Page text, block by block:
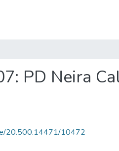
PD Neira
20.500.14471/10472